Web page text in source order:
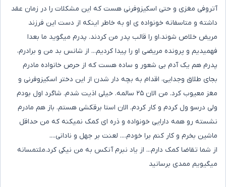
آتروفی مغزی و حتی اسکیزوفرنی هست که این مشکلات را در زمان عقد
داشته و متاسفانه خونواده ی او به خاطر اینکه از دست این فرزند
مریض خلاص شوند،او را قالب پدر من کردند. پدرم میگوید ما بعدا
فهمیدیم و پرونده مریضی او را پیدا کردیم... از شانس بد من و برادرم،
پدرم هم یک آدم بی شعور و ساده هست که از حرص خانواده مادرم
بجای طلاق وجدایی، اقدام به بچه دار شدن از این دختر اسکیزوفرنی و
مغز معیوب کرد. من الان ۲۵ سالمه. خیلی اذیت شدم. شاگرد اول بودم
ولی درسو ول کردم و کار کردم. الان استا برقکشی هستم. باز هم مادرم
نشسته رو همه دارایی خونواده و ذره ای کمک نمیکنه که من حداقل
ماشین بخرم و کار کنم برا خودم.... لعنت بر جهل و نادانی....
از شما تقاضا کمک دارم... از یاد نبرم آنکس به من نیکی کرد.ملتمسانه
میگیویم ممدی برسانید